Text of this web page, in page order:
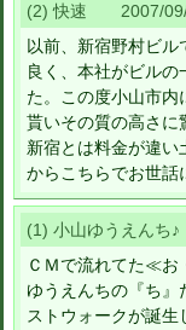
(2) 快速 2007/
以前、新宿野村ビ
良く、本社がビル
た。この度小山市内
貰いその質の高さに
新宿とは料金が違
からこちらでお世話
(1) 小山ゆうえん
ＣＭで流れてた≪お
ゆうえんちの『ち』
ストウォークが誕生